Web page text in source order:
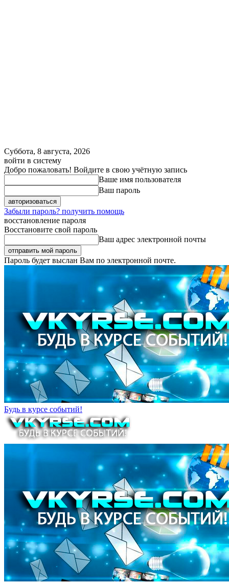
Суббота, 8 августа, 2026
войти в систему
Добро пожаловать! Войдите в свою учётную запись
Ваше имя пользователя
Ваш пароль
Забыли пароль? получить помощь
восстановление пароля
Восстановите свой пароль
Ваш адрес электронной почты
Пароль будет выслан Вам по электронной почте.
Будь в курсе событий!